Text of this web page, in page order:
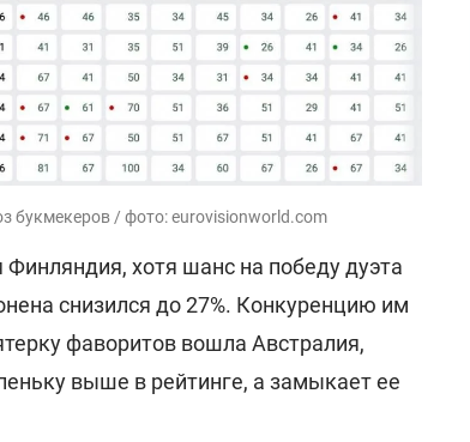
букмекеров / фото: eurovisionworld.com
хотя шанс на победу дуэта
снизился до 27%. Конкуренцию им
фаворитов вошла Австралия,
выше в рейтинге, а замыкает ее